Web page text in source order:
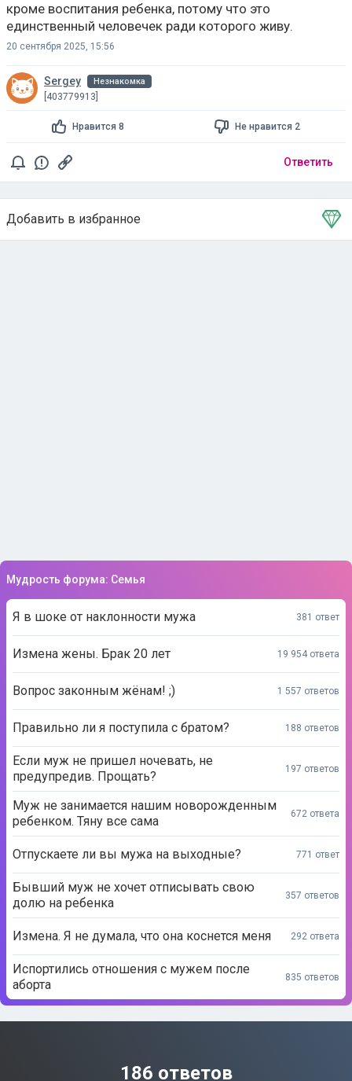
кроме воспитания ребенка, потому что это
единственный человечек ради которого живу.
20 сентября 2025, 15:56
Sergey Незнакомка
[403779913]
Нравится 8 Не нравится 2
Ответить
Добавить в избранное
Тема в избранном
Мудрость форума: Семья
Я в шоке от наклонности мужа 381 ответ
Измена жены. Брак 20 лет 19 954 ответа
Вопрос законным жёнам! ;) 1 557 ответов
Правильно ли я поступила с братом? 188 ответов
Если муж не пришел ночевать, не
предупредив. Прощать?
197 ответов
Муж не занимается нашим новорожденным
ребенком. Тяну все сама
672 ответа
Отпускаете ли вы мужа на выходные? 771 ответ
Бывший муж не хочет отписывать свою
долю на ребенка
357 ответов
Измена. Я не думала, что она коснется меня 292 ответа
Испортились отношения с мужем после
аборта
835 ответов
186 ответов